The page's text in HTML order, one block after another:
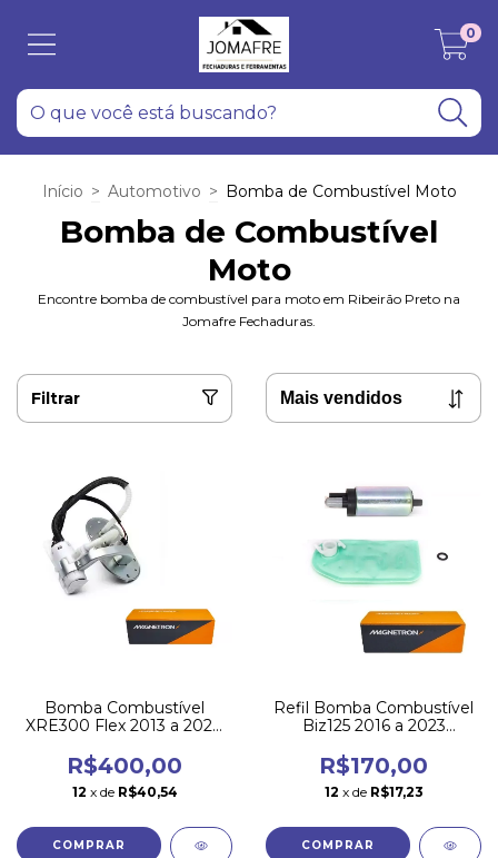
0
Início > Automotivo > Bomba de Combustível Moto
Bomba de Combustível
Moto
Encontre bomba de combustível para moto em Ribeirão Preto na
Jomafre Fechaduras.
Filtrar
Bomba Combustível
XRE300 Flex 2013 a 2020
R$400,00
12 x de R$40,54
Refil Bomba Combustível
Biz125 2016 a 2023
R$170,00
12 x de R$17,23